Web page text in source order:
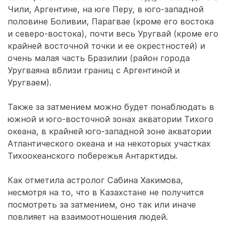
Чили, Аргентине, на юге Перу, в юго-западной
половине Боливии, Парагвае (кроме его востока
и северо-востока), почти весь Уругвай (кроме его
крайней восточной точки и ее окрестностей) и
очень малая часть Бразилии (район города
Уругваяна вблизи границ с Аргентиной и
Уругваем).
Также за затмением можно будет понаблюдать в
южной и юго-восточной зонах акватории Тихого
океана, в крайней юго-западной зоне акватории
Атлантического океана и на некоторых участках
Тихоокеанского побережья Антарктиды.
Как отметила астролог Сабина Хакимова,
несмотря на то, что в Казахстане не получится
посмотреть за затмением, оно так или иначе
повлияет на взаимоотношения людей.